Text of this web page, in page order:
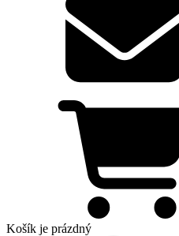
Košík je prázdný